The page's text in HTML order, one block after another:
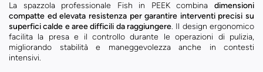
La spazzola professionale Fish in PEEK combina dimensioni
compatte ed elevata resistenza per garantire interventi precisi su
superfici calde e aree difficili da raggiungere. Il design ergonomico
facilita la presa e il controllo durante le operazioni di pulizia,
migliorando stabilità e maneggevolezza anche in contesti
intensivi.